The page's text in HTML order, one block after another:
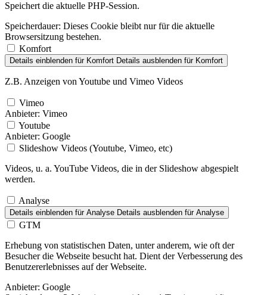
Speichert die aktuelle PHP-Session.
Speicherdauer: Dieses Cookie bleibt nur für die aktuelle
Browsersitzung bestehen.
Komfort
Details einblenden für Komfort Details ausblenden für Komfort
Z.B. Anzeigen von Youtube und Vimeo Videos
Vimeo
Anbieter: Vimeo
Youtube
Anbieter: Google
Slideshow Videos (Youtube, Vimeo, etc)
Videos, u. a. YouTube Videos, die in der Slideshow abgespielt
werden.
Analyse
Details einblenden für Analyse Details ausblenden für Analyse
GTM
Erhebung von statistischen Daten, unter anderem, wie oft der
Besucher die Webseite besucht hat. Dient der Verbesserung des
Benutzererlebnisses auf der Webseite.
Anbieter: Google